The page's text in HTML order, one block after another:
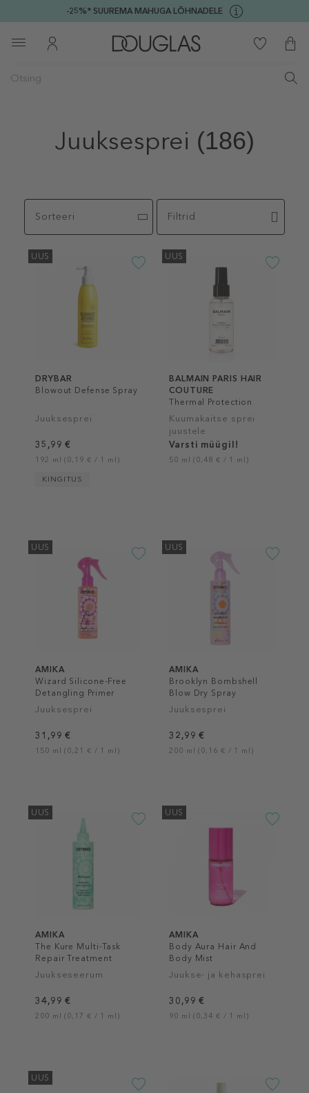
-25%* SUUREMA MAHUGA LÕHNADELE
Juuksesprei (186)
Sorteeri Filtrid
UUS
DRYBAR
Blowout Defense Spray
Juuksesprei
35,99 €
192 ml (0,19 € / 1 ml)
KINGITUS
UUS
BALMAIN PARIS HAIR
COUTURE
Thermal Protection
Spray
Kuumakaitse sprei
juustele
Varsti müügil!
50 ml (0,48 € / 1 ml)
UUS
AMIKA
Wizard Silicone-Free
Detangling Primer
Juuksesprei
31,99 €
150 ml (0,21 € / 1 ml)
UUS
AMIKA
Brooklyn Bombshell
Blow Dry Spray
Juuksesprei
32,99 €
200 ml (0,16 € / 1 ml)
UUS
AMIKA
The Kure Multi-Task
Repair Treatment
Juukseseerum
34,99 €
200 ml (0,17 € / 1 ml)
UUS
AMIKA
Body Aura Hair And
Body Mist
Juukse- ja kehasprei
30,99 €
90 ml (0,34 € / 1 ml)
UUS